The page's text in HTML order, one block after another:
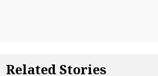
Related Stories